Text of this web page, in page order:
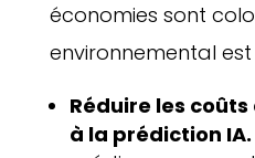
économies sont
environnemental
Réduire les
à la prédiction IA.